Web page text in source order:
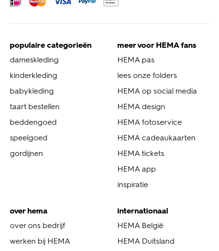
populaire categorieën
dameskleding
kinderkleding
babykleding
taart bestellen
beddengoed
speelgoed
gordijnen
meer voor HEMA fans
HEMA pas
lees onze folders
HEMA op social media
HEMA design
HEMA fotoservice
HEMA cadeaukaarten
HEMA tickets
HEMA app
inspiratie
over hema
over ons bedrijf
werken bij HEMA
internationaal
HEMA België
HEMA Duitsland